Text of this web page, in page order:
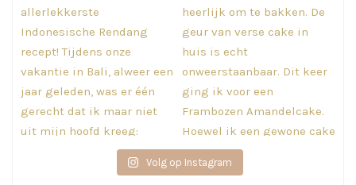
Volg op Instagram